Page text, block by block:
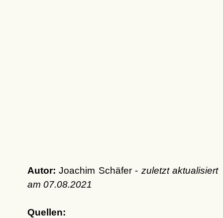
Autor: Joachim Schäfer - zuletzt aktualisiert
am 07.08.2021
Quellen: